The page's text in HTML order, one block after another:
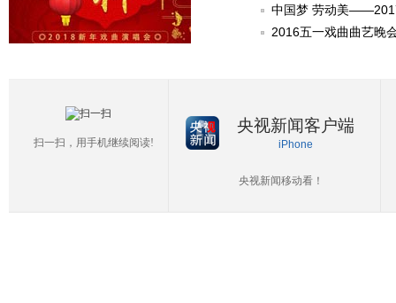
中国梦 劳动美
2016五一戏曲曲艺晚
扫一扫，用手机继续阅读!
央视新闻客户端
iPhone
央视新闻移动看！